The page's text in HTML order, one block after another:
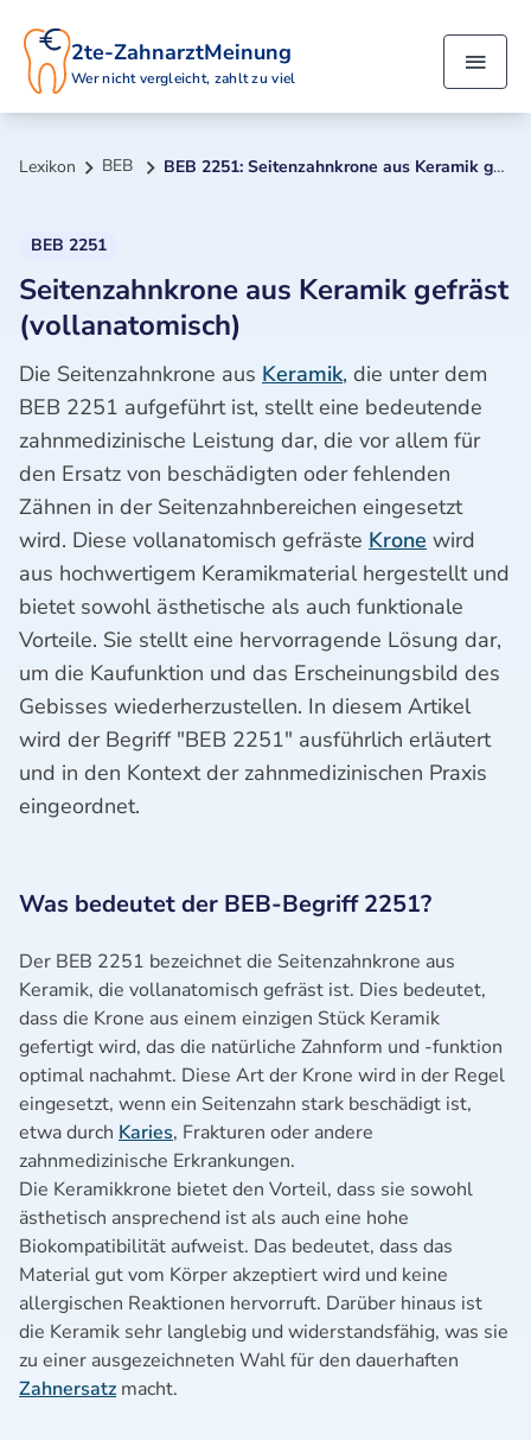
2te-ZahnarztMeinung
Wer nicht vergleicht, zahlt zu viel
Lexikon BEB BEB 2251: Seitenzahnkrone aus Keramik gefräst (vollanatomisch)
BEB 2251
Seitenzahnkrone aus Keramik gefräst
(vollanatomisch)
Die Seitenzahnkrone aus Keramik, die unter dem
BEB 2251 aufgeführt ist, stellt eine bedeutende
zahnmedizinische Leistung dar, die vor allem für
den Ersatz von beschädigten oder fehlenden
Zähnen in der Seitenzahnbereichen eingesetzt
wird. Diese vollanatomisch gefräste Krone wird
aus hochwertigem Keramikmaterial hergestellt und
bietet sowohl ästhetische als auch funktionale
Vorteile. Sie stellt eine hervorragende Lösung dar,
um die Kaufunktion und das Erscheinungsbild des
Gebisses wiederherzustellen. In diesem Artikel
wird der Begriff "BEB 2251" ausführlich erläutert
und in den Kontext der zahnmedizinischen Praxis
eingeordnet.
Was bedeutet der BEB-Begriff 2251?
Der BEB 2251 bezeichnet die Seitenzahnkrone aus
Keramik, die vollanatomisch gefräst ist. Dies bedeutet,
dass die Krone aus einem einzigen Stück Keramik
gefertigt wird, das die natürliche Zahnform und -funktion
optimal nachahmt. Diese Art der Krone wird in der Regel
eingesetzt, wenn ein Seitenzahn stark beschädigt ist,
etwa durch Karies, Frakturen oder andere
zahnmedizinische Erkrankungen.
Die Keramikkrone bietet den Vorteil, dass sie sowohl
ästhetisch ansprechend ist als auch eine hohe
Biokompatibilität aufweist. Das bedeutet, dass das
Material gut vom Körper akzeptiert wird und keine
allergischen Reaktionen hervorruft. Darüber hinaus ist
die Keramik sehr langlebig und widerstandsfähig, was sie
zu einer ausgezeichneten Wahl für den dauerhaften
Zahnersatz macht.